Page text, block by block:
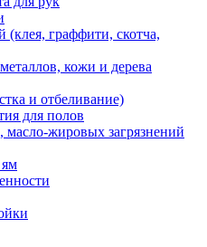
(клея, граффити, скотча,
кожи и дерева
и отбеливание)
для полов
масло-жировых загрязнений